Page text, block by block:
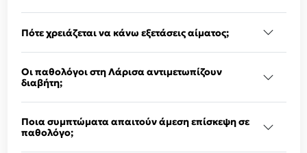
Πότε χρειάζεται να κάνω εξετάσεις αίματος;
Οι παθολόγοι στη Λάρισα αντιμετωπίζουν
διαβήτη;
Ποια συμπτώματα απαιτούν άμεση επίσκεψη σε
παθολόγο;